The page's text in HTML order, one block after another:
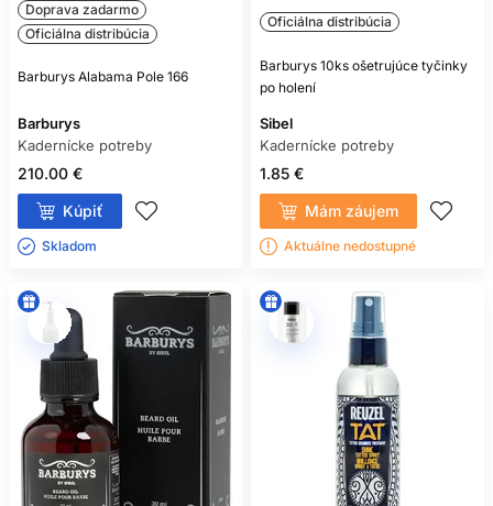
Doprava zadarmo
Oficiálna distribúcia
Barburys Alabama Pole 166
Barburys
Kadernícke potreby
210.00 €
Kúpiť
Skladom ㅤ
Oficiálna distribúcia
Barburys 10ks ošetrujúce tyčinky
po holení
Sibel
Kadernícke potreby
1.85 €
Mám záujem
Aktuálne nedostupné